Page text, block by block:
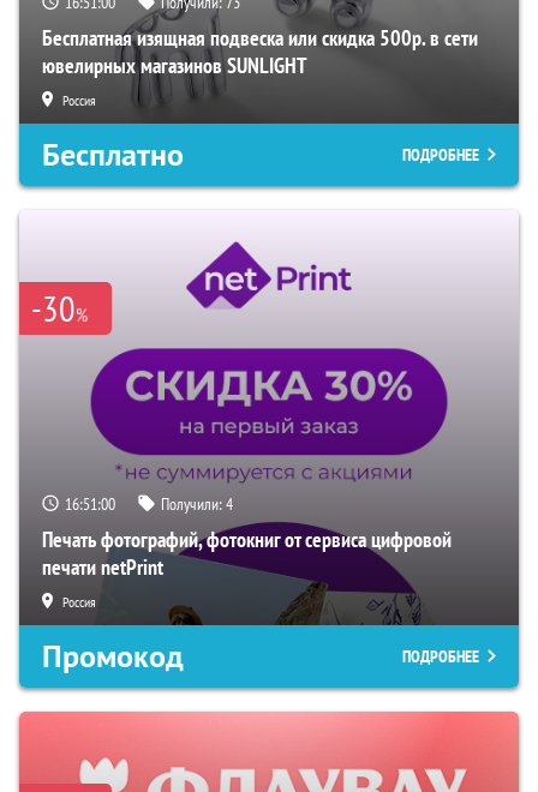
Бесплатная изящная подвеска или скидка 500р. в сети
ювелирных магазинов SUNLIGHT
Россия
Бесплатно ПОДРОБНЕЕ
-30%
16:50:59 Получили:4
Печать фотографий, фотокниг от сервиса цифровой
печати netPrint
Россия
Промокод ПОДРОБНЕЕ